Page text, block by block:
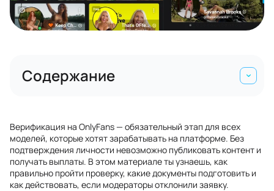
Содержание
Верификация на OnlyFans — обязательный этап для всех
моделей, которые хотят зарабатывать на платформе. Без
подтверждения личности невозможно публиковать контент и
получать выплаты. В этом материале ты узнаешь, как
правильно пройти проверку, какие документы подготовить и
как действовать, если модераторы отклонили заявку.